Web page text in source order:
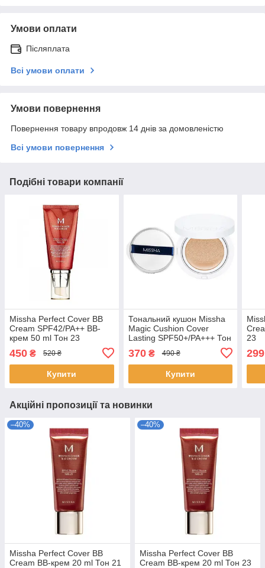
Умови оплати
Післяплата
Всі умови оплати
Умови повернення
Повернення товару впродовж 14 днів за домовленістю
Всі умови повернення
Подібні товари компанії
Missha Perfect Cover BB
Cream SPF42/PA++ ВВ-
крем 50 ml Тон 23
450 ₴ 520 ₴
Купити
Тональний кушон Missha
Magic Cushion Cover
Lasting SPF50+/PA+++ Тон
370₴ 490 ₴
Купити
23
299
Акційні пропозиції та новинки
–40%
Missha Perfect Cover BB
Cream ВВ-крем 20 ml Тон 21
–40%
Missha Perfect Cover BB
Cream ВВ-крем 20 ml Тон 23